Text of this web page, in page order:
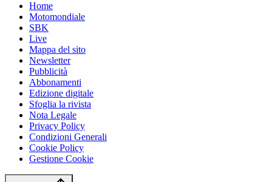
Home
Motomondiale
SBK
Live
Mappa del sito
Newsletter
Pubblicità
Abbonamenti
Edizione digitale
Sfoglia la rivista
Nota Legale
Privacy Policy
Condizioni Generali
Cookie Policy
Gestione Cookie